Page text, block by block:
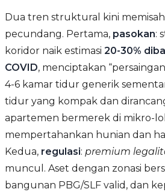
Dua tren struktural kini
pecundang. Pertama, pasokan:
koridor naik estimasi 20-30%
COVID, menciptakan
4-6 kamar tidur generik
tidur yang kompak dan
apartemen bermerek di mikro-
mempertahankan hunian dan
Kedua, regulasi: premium
muncul. Aset dengan zonasi
bangunan PBG/SLF valid, dan